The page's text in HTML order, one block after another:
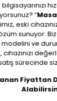
“
eski
sunuyor.
modelini ve
sürecinde
Fiyattan